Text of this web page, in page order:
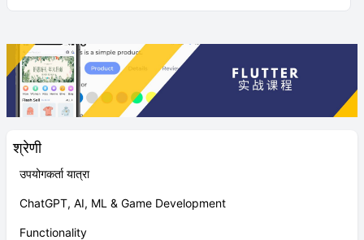
श्रेणी
उपयोगकर्ता यात्रा
ChatGPT, AI, ML & Game Development
Functionality